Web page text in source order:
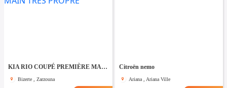
KIA RIO COUPÉ PREMIÈRE MAIN TRÈS PROPRE
Bizerte , Zarzouna
Citroën nemo
Ariana , Ariana Ville